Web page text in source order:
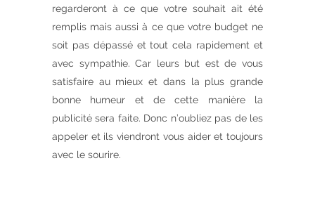
regarderont à ce que votre souhait ait été
remplis mais aussi à ce que votre budget ne
soit pas dépassé et tout cela rapidement et
avec sympathie. Car leurs but est de vous
satisfaire au mieux et dans la plus grande
bonne humeur et de cette manière la
publicité sera faite. Donc n’oubliez pas de les
appeler et ils viendront vous aider et toujours
avec le sourire.